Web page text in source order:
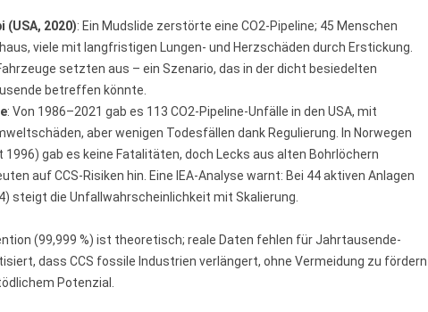
2020): Ein Mudslide zerstörte eine CO2-Pipeline; 45 Menschen
viele mit langfristigen Lungen- und Herzschäden durch Erstickung.
setzten aus – ein Szenario, das in der dicht besiedelten
betreffen könnte.
: Von 1986–2021 gab es 113 CO2-Pipeline-Unfälle in den USA, mit
aber wenigen Todesfällen dank Regulierung. In Norwegen
gab es keine Fatalitäten, doch Lecks aus alten Bohrlöchern
auf CCS-Risiken hin. Eine IEA-Analyse warnt: Bei 44 aktiven Anlagen
steigt die Unfallwahrscheinlichkeit mit Skalierung.
(99,999 %) ist theoretisch; reale Daten fehlen für Jahrtausende-
dass CCS fossile Industrien verlängert, ohne Vermeidung zu fördern
Potenzial.